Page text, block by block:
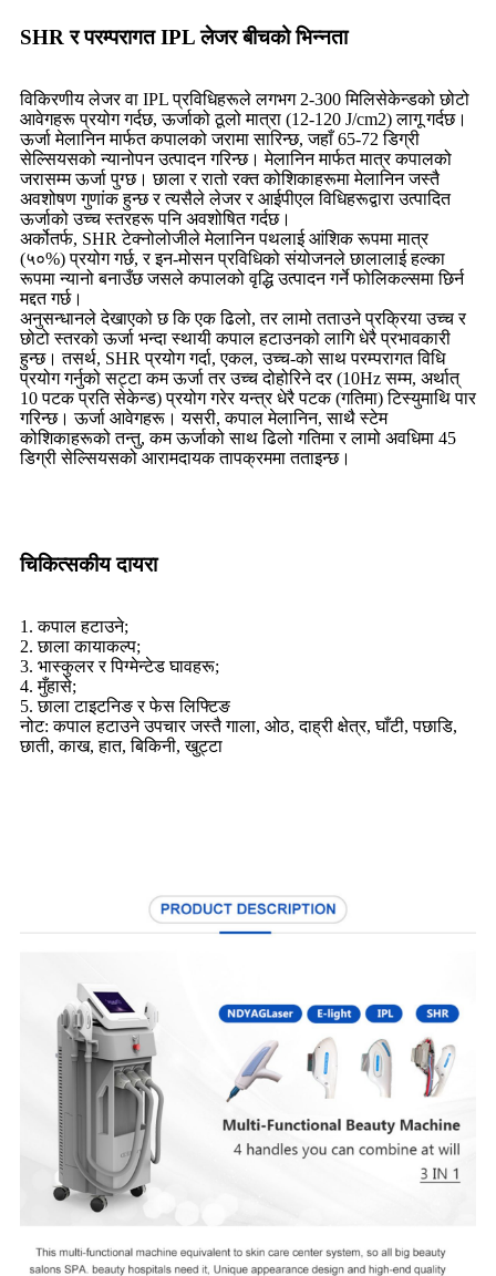
SHR र परम्परागत IPL लेजर बीचको भिन्नता
विकिरणीय लेजर वा IPL प्रविधिहरूले लगभग 2-300 मिलिसेकेन्डको छोटो
आवेगहरू प्रयोग गर्दछ, ऊर्जाको ठूलो मात्रा (12-120 J/cm2) लागू गर्दछ।
ऊर्जा मेलानिन मार्फत कपालको जरामा सारिन्छ, जहाँ 65-72 डिग्री
सेल्सियसको न्यानोपन उत्पादन गरिन्छ। मेलानिन मार्फत मात्र कपालको
जरासम्म ऊर्जा पुग्छ। छाला र रातो रक्त कोशिकाहरूमा मेलानिन जस्तै
अवशोषण गुणांक हुन्छ र त्यसैले लेजर र आईपीएल विधिहरूद्वारा उत्पादित
ऊर्जाको उच्च स्तरहरू पनि अवशोषित गर्दछ।
अर्कोतर्फ, SHR टेक्नोलोजीले मेलानिन पथलाई आंशिक रूपमा मात्र
(५०%) प्रयोग गर्छ, र इन-मोसन प्रविधिको संयोजनले छालालाई हल्का
रूपमा न्यानो बनाउँछ जसले कपालको वृद्धि उत्पादन गर्ने फोलिकल्समा छिर्न
मद्दत गर्छ।
अनुसन्धानले देखाएको छ कि एक ढिलो, तर लामो तताउने प्रक्रिया उच्च र
छोटो स्तरको ऊर्जा भन्दा स्थायी कपाल हटाउनको लागि धेरै प्रभावकारी
हुन्छ। तसर्थ, SHR प्रयोग गर्दा, एकल, उच्च-को साथ परम्परागत विधि
प्रयोग गर्नुको सट्टा कम ऊर्जा तर उच्च दोहोरिने दर (10Hz सम्म, अर्थात्
10 पटक प्रति सेकेन्ड) प्रयोग गरेर यन्त्र धेरै पटक (गतिमा) टिस्युमाथि पार
गरिन्छ। ऊर्जा आवेगहरू। यसरी, कपाल मेलानिन, साथै स्टेम
कोशिकाहरूको तन्तु, कम ऊर्जाको साथ ढिलो गतिमा र लामो अवधिमा 45
डिग्री सेल्सियसको आरामदायक तापक्रममा तताइन्छ।
चिकित्सकीय दायरा
1. कपाल हटाउने;
2. छाला कायाकल्प;
3. भास्कुलर र पिग्मेन्टेड घावहरू;
4. मुँहासे;
5. छाला टाइटनिङ र फेस लिफ्टिङ
नोट: कपाल हटाउने उपचार जस्तै गाला, ओठ, दाह्री क्षेत्र, घाँटी, पछाडि,
छाती, काख, हात, बिकिनी, खुट्टा